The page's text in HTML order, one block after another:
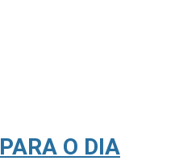
O DIA